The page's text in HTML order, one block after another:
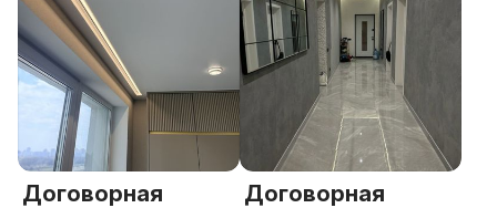
Договорная Договорная